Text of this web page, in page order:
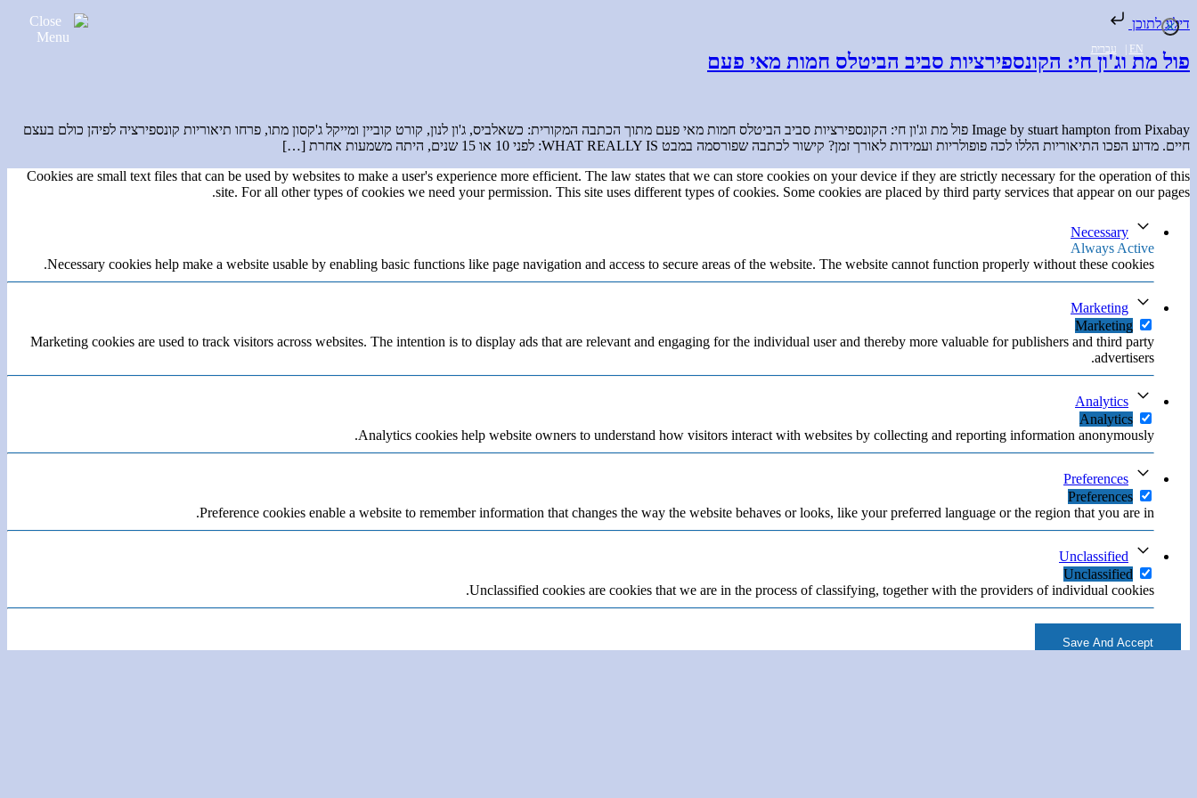
דילוג לתוכן
פול מת וג'ון חי: הקונספירציות סביב הביטלס חמות מאי פעם
Image by stuart hampton from Pixabay פול מת וג'ון חי: הקונספירציות סביב הביטלס חמות מאי פעם מתוך הכתבה המקורית: כשאלביס, ג'ון לנון, קורט קוביין ומייקל ג'קסון מתו, פרחו תיאוריות קונספירציה לפיהן כולם בעצם
חיים. מדוע הפכו התיאוריות הללו לכה פופולריות ועמידות לאורך זמן? קישור לכתבה שפורסמה במבט WHAT REALLY IS: לפני 10 או 15 שנים, היתה משמעות אחרת […]
EN עברית
Cookies are small text files that can be used by websites to make a user's experience more efficient. The law states that we can store cookies on your device if they are strictly necessary for the operation of this
site. For all other types of cookies we need your permission. This site uses different types of cookies. Some cookies are placed by third party services that appear on our pages.
Necessary
Always Active
Necessary cookies help make a website usable by enabling basic functions like page navigation and access to secure areas of the website. The website cannot function properly without these cookies.
Marketing
Marketing
Marketing cookies are used to track visitors across websites. The intention is to display ads that are relevant and engaging for the individual user and thereby more valuable for publishers and third party
advertisers.
Analytics
Analytics
Analytics cookies help website owners to understand how visitors interact with websites by collecting and reporting information anonymously.
Preferences
Preferences
Preference cookies enable a website to remember information that changes the way the website behaves or looks, like your preferred language or the region that you are in.
Unclassified
Unclassified
Unclassified cookies are cookies that we are in the process of classifying, together with the providers of individual cookies.
Save And Accept